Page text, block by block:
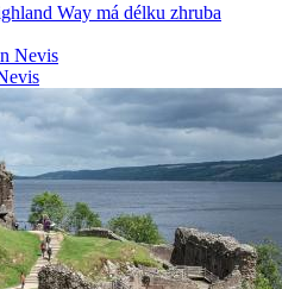
Way má délku zhruba